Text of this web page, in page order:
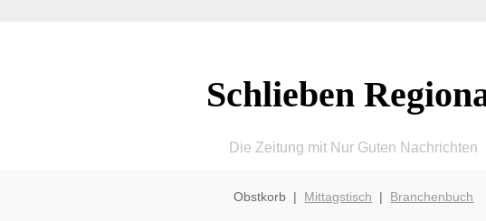
Schlieben
Die Zeitung mit Nur Guten Nachrichten
Obstkorb | Mittagstisch | Branchenbuch